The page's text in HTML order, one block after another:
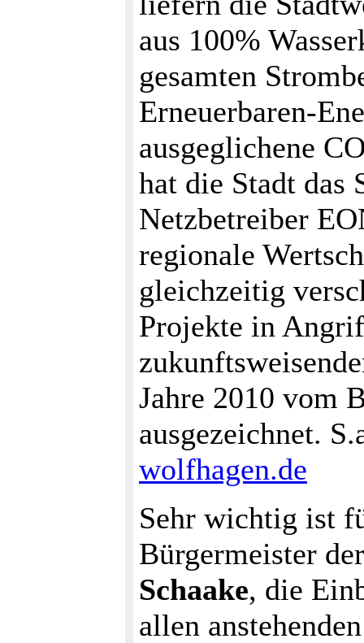
aus 100%
gesamten
Erneuerbaren-
ausgeglichene
hat die Stadt das
Netzbetreiber
regionale
gleichzeitig
Projekte in
Jahre 2010 vom
ausgezeichnet.
wolfhagen.de
Sehr wichtig ist
Bürgermeister
Schaake, die
allen